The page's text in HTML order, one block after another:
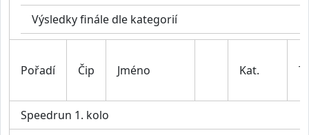
Výsledky finále dle kategorií
Pořadí Čip Jméno Kat.
Speedrun 1. kolo